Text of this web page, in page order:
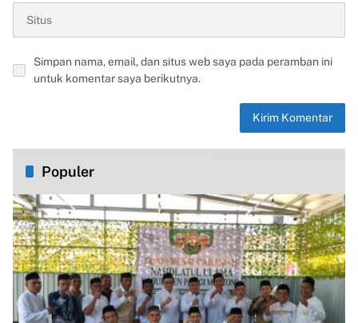
Simpan nama, email, dan situs web saya pada peramban ini
untuk komentar saya berikutnya.
Populer